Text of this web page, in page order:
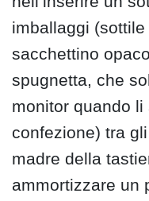
imballaggi
sacchettino
spugnetta, che
monitor quando
confezione) tra
madre della
ammortizzare un